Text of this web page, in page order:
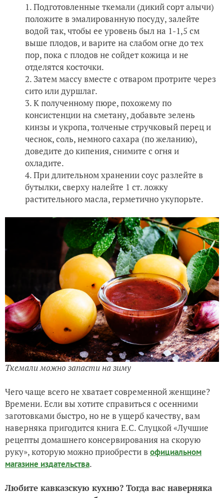
Подготовленные ткемали (дикий сорт алычи)
положите в эмалированную посуду, залейте
водой так, чтобы ее уровень был на 1-1,5 см
выше плодов, и варите на слабом огне до тех
пор, пока с плодов не сойдет кожица и не
отделятся косточки.
Затем массу вместе с отваром протрите через
сито или дуршлаг.
К полученному пюре, похожему по
консистенции на сметану, добавьте зелень
кинзы и укропа, толченые стручковый перец и
чеснок, соль, немного сахара (по желанию),
доведите до кипения, снимите с огня и
охладите.
При длительном хранении соус разлейте в
бутылки, сверху налейте 1 ст. ложку
растительного масла, герметично укупорьте.
Ткемали можно запасти на зиму
Чего чаще всего не хватает современной женщине?
Времени. Если вы хотите справиться с осенними
заготовками быстро, но не в ущерб качеству, вам
наверняка пригодится книга Е.С. Слуцкой «Лучшие
рецепты домашнего консервирования на скорую
руку», которую можно приобрести вофициальном
магазине издательства.
Любите кавказскую кухню? Тогда вас наверняка